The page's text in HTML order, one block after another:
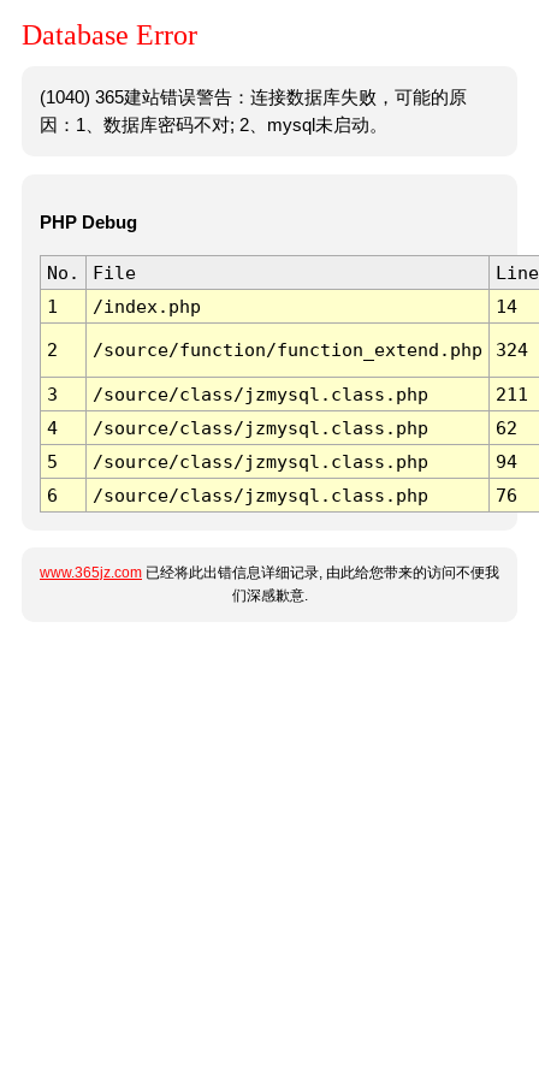
Database Error
(1040) 365建站错误警告：连接数据库失败，可能的原
因：1、数据库密码不对; 2、mysql未启动。
PHP Debug
No. File
Line
1
/index.php 14
2 /source/function/function_extend.php 324
3 /source/class/jzmysql.class.php
211
4
/source/class/jzmysql.class.php
62
5
/source/class/jzmysql.class.php
94
6
/source/class/jzmysql.class.php 76
www.365jz.com 已经将此出错信息详细记录, 由此给您带来的访问不便我
们深感歉意.